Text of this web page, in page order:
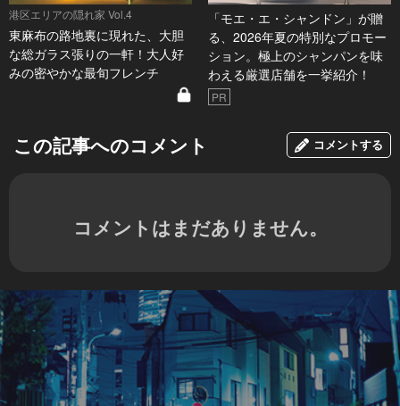
港区エリアの隠れ家 Vol.4
東麻布の路地裏に現れた、大胆
な総ガラス張りの一軒！大人好
みの密やかな最旬フレンチ
「モエ・エ・シャンドン」が贈
る、2026年夏の特別なプロモー
ション。極上のシャンパンを味
わえる厳選店舗を一挙紹介！
PR
この記事へのコメント コメントする
コメントはまだありません。